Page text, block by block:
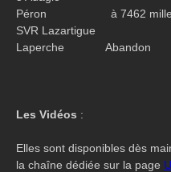
Péron                    à 7462
SVR Lazartigue
Laperche             Abandon
Les Vidéos :
Elles sont disponibles dès
la chaîne dédiée sur la page